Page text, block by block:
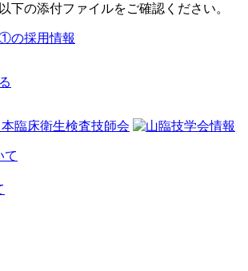
下の添付ファイルをご確認ください。
の採用情報
て